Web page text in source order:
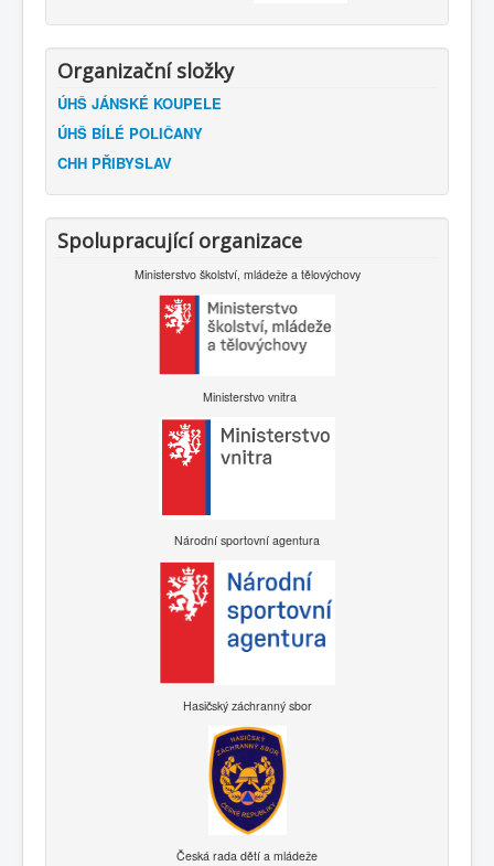
Organizační složky
ÚHŠ JÁNSKÉ KOUPELE
ÚHŠ BÍLÉ POLIČANY
CHH PŘIBYSLAV
Spolupracující organizace
Ministerstvo školství, mládeže a tělovýchovy
Ministerstvo vnitra
Národní sportovní agentura
Hasičský záchranný sbor
Česká rada dětí a mládeže